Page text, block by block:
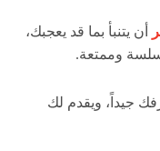
أن يتنبأ بما قد يعجبك،
وممتعة.
جيداً، ويقدم لك